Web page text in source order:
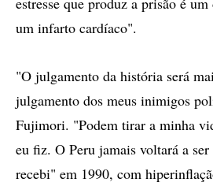
um infarto cardíaco".
"O julgamento da história será
julgamento dos meus inimigos
Fujimori. "Podem tirar a minha
eu fiz. O Peru jamais voltará a
recebi" em 1990, com